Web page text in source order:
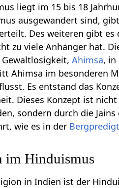
liegt im 15 bis 18
ausgewandert sind,
Des weiteren gibt es
zu viele Anhänger hat.
Gewaltlosigkeit,Ahimsa, in
Ahimsa im besonderen
Es entstand das
Dieses Konzept ist
sondern durch die Jains
wie es in der Bergpredigt
im Hinduismus
in Indien ist der